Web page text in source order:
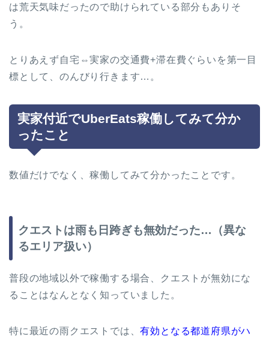
は荒天気味だったので助けられている部分もありそ
う。
とりあえず自宅⇔実家の交通費+滞在費ぐらいを第一目
標として、のんびり行きます…。
実家付近でUberEats稼働してみて分か
ったこと
数値だけでなく、稼働してみて分かったことです。
クエストは雨も日跨ぎも無効だった…（異な
るエリア扱い）
普段の地域以外で稼働する場合、クエストが無効にな
ることはなんとなく知っていました。
特に最近の雨クエストでは、有効となる都道府県がハ